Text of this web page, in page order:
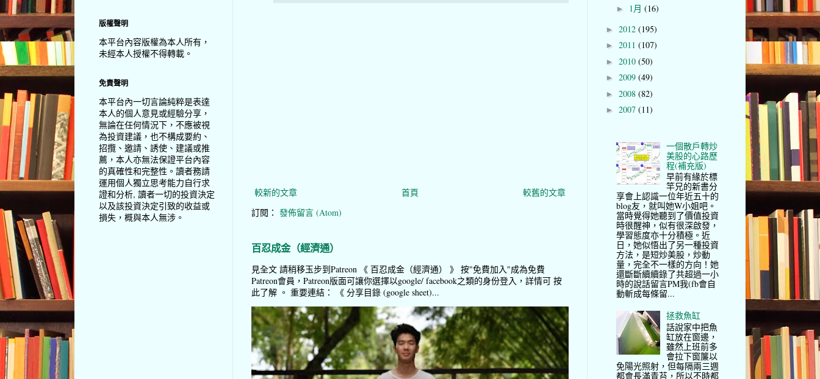
較新的文章 較舊的文章
首頁
訂閱： 發佈留言 (Atom)
百忍成金（經濟通）
見全文 請稍移玉步到Patreon 《 百忍成金（經濟通） 》 按"免費加入"成為免費
Patreon會員，Patreon版面可讓你選擇以google/ facebook之類的身份登入，詳情可 按
此了解 。 重要連結： 《 分享目錄 (google sheet)...
版權聲明
本平台內容版權為本人所有，
未經本人授權不得轉載。
免責聲明
本平台內一切言論純粹是表達
本人的個人意見或經驗分享，
無論在任何情況下，不應被視
為投資建議，也不構成要約、
招攬、邀請、誘使、建議或推
薦，本人亦無法保證平台內容
的真確性和完整性。讀者務請
運用個人獨立思考能力自行求
證和分析, 讀者一切的投資決定
以及該投資決定引致的收益或
損失，概與本人無涉。
► 1月 (16)
► 2012 (195)
► 2011 (107)
► 2010 (50)
► 2009 (49)
► 2008 (82)
► 2007 (11)
一個散戶轉炒
美股的心路歷
程(補充版)
早前有緣於標
竿兄的新書分
享會上認識一位年近五十的
blog友，就叫她W小姐吧。
當時覺得她聽到了價值投資
時很醒神，似有很深啟發，
學習態度亦十分積極。近
日，她似悟出了另一種投資
方法，是短炒美股，炒動
量，完全不一樣的方向！她
還斷斷續續錄了共超過一小
時的說話留言PM我(fb會自
動斬成每條留...
拯救魚缸
話說家中把魚
缸放在窗邊，
雖然上班前多
會拉下窗簾以
免陽光照射，但每隔兩三週
都會長滿青苔，所以不時都